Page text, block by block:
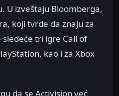
U izveštaju Bloomberga,
koji tvrde da znaju za
sledeće tri igre Call of
kao i za Xbox
da se Activision već